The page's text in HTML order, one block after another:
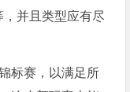
，并且类型应有尽
标赛，以满足所